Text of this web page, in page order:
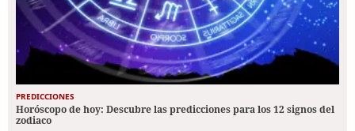
PREDICCIONES
Horóscopo de hoy: Descubre las predicciones para los 12 signos del
zodiaco